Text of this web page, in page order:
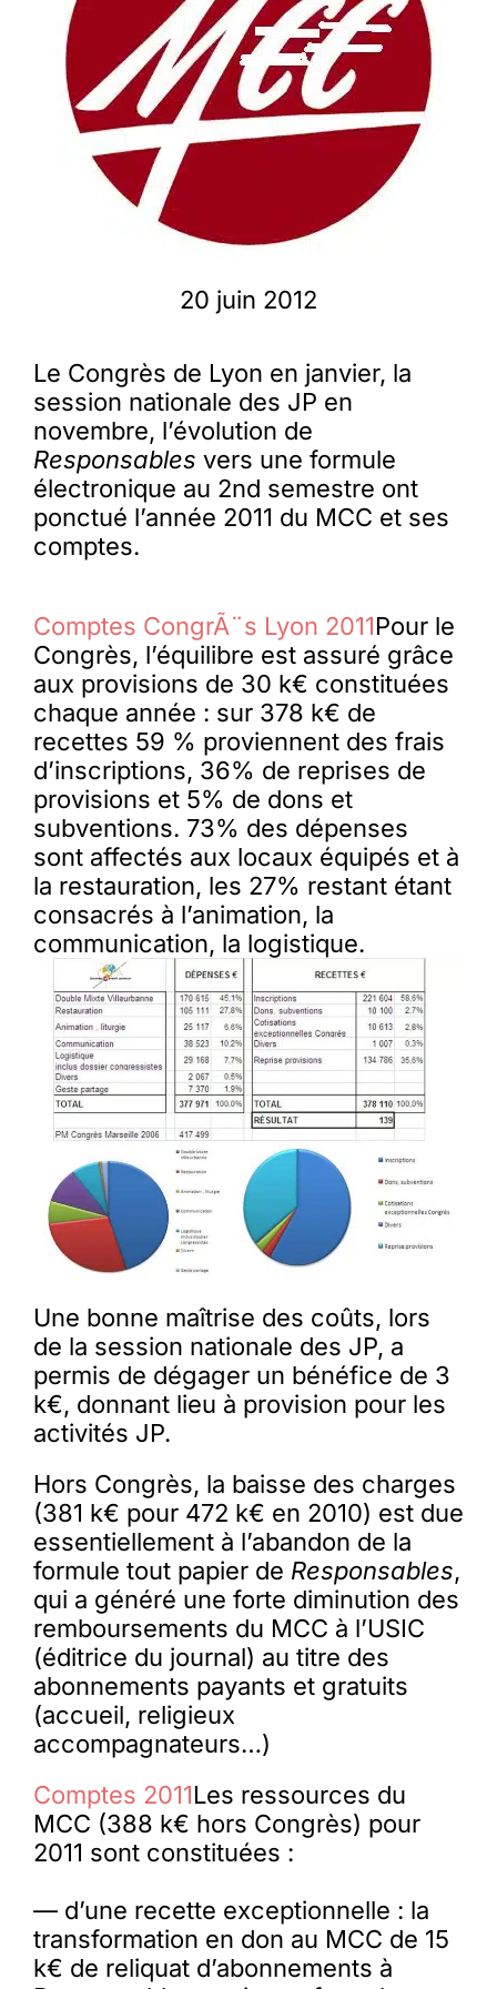
Membres
L’actu
Nous soutenir
La revue Responsables
20 juin 2012
Le Congrès de Lyon en janvier, la
session nationale des JP en
novembre, l’évolution de
Responsables vers une formule
électronique au 2nd semestre ont
ponctué l’année 2011 du MCC et ses
comptes.
Comptes CongrÃ¨s Lyon 2011Pour le
Congrès, l’équilibre est assuré grâce
aux provisions de 30 k€ constituées
chaque année : sur 378 k€ de
recettes 59 % proviennent des frais
d’inscriptions, 36% de reprises de
provisions et 5% de dons et
subventions. 73% des dépenses
sont affectés aux locaux équipés et à
la restauration, les 27% restant étant
consacrés à l’animation, la
communication, la logistique.
Une bonne maîtrise des coûts, lors
de la session nationale des JP, a
permis de dégager un bénéfice de 3
k€, donnant lieu à provision pour les
activités JP.
Hors Congrès, la baisse des charges
(381 k€ pour 472 k€ en 2010) est due
essentiellement à l’abandon de la
formule tout papier de Responsables,
qui a généré une forte diminution des
remboursements du MCC à l’USIC
(éditrice du journal) au titre des
abonnements payants et gratuits
(accueil, religieux
accompagnateurs…)
Comptes 2011Les ressources du
MCC (388 k€ hors Congrès) pour
2011 sont constituées :
— d’une recette exceptionnelle : la
transformation en don au MCC de 15
k€ de reliquat d’abonnements à